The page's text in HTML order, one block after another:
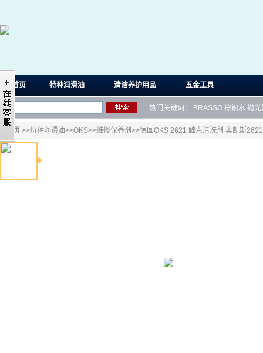
首页 特种润滑油 清洁养护用品 五金工具
热门关键词： BRASSO 擦铜水 抛光
首页 >>特种润滑油>>OKS>>维修保养剂 >>德国OKS 2621 触点清洗剂 奥凯斯